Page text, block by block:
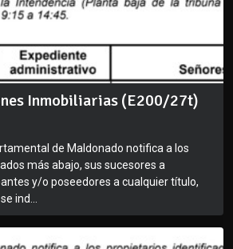
Inmobiliarias (E200/27t)
de Maldonado notifica a los
más abajo, sus sucesores a
y/o poseedores a cualquier título,
ind...